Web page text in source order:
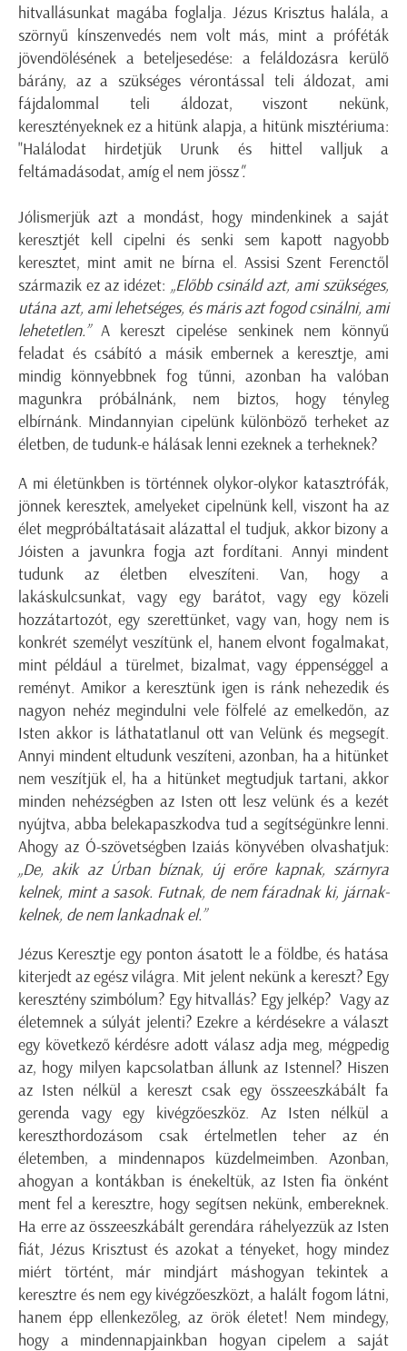
hitvallásunkat magába foglalja. Jézus Krisztus halála, a
szörnyű kínszenvedés nem volt más, mint a próféták
jövendölésének a beteljesedése: a feláldozásra kerülő
bárány, az a szükséges vérontással teli áldozat, ami
fájdalommal teli áldozat, viszont nekünk,
keresztényeknek ez a hitünk alapja, a hitünk misztériuma:
"Halálodat hirdetjük Urunk és hittel valljuk a
feltámadásodat, amíg el nem jössz".
Jólismerjük azt a mondást, hogy mindenkinek a saját
keresztjét kell cipelni és senki sem kapott nagyobb
keresztet, mint amit ne bírna el. Assisi Szent Ferenctől
származik ez az idézet: „Előbb csináld azt, ami szükséges,
utána azt, ami lehetséges, és máris azt fogod csinálni, ami
lehetetlen.” A kereszt cipelése senkinek nem könnyű
feladat és csábító a másik embernek a keresztje, ami
mindig könnyebbnek fog tűnni, azonban ha valóban
magunkra próbálnánk, nem biztos, hogy tényleg
elbírnánk. Mindannyian cipelünk különböző terheket az
életben, de tudunk-e hálásak lenni ezeknek a terheknek?
A mi életünkben is történnek olykor-olykor katasztrófák,
jönnek keresztek, amelyeket cipelnünk kell, viszont ha az
élet megpróbáltatásait alázattal el tudjuk, akkor bizony a
Jóisten a javunkra fogja azt fordítani. Annyi mindent
tudunk az életben elveszíteni. Van, hogy a
lakáskulcsunkat, vagy egy barátot, vagy egy közeli
hozzátartozót, egy szerettünket, vagy van, hogy nem is
konkrét személyt veszítünk el, hanem elvont fogalmakat,
mint például a türelmet, bizalmat, vagy éppenséggel a
reményt. Amikor a keresztünk igen is ránk nehezedik és
nagyon nehéz megindulni vele fölfelé az emelkedőn, az
Isten akkor is láthatatlanul ott van Velünk és megsegít.
Annyi mindent eltudunk veszíteni, azonban, ha a hitünket
nem veszítjük el, ha a hitünket megtudjuk tartani, akkor
minden nehézségben az Isten ott lesz velünk és a kezét
nyújtva, abba belekapaszkodva tud a segítségünkre lenni.
Ahogy az Ó-szövetségben Izaiás könyvében olvashatjuk:
„De, akik az Úrban bíznak, új erőre kapnak, szárnyra
kelnek, mint a sasok. Futnak, de nem fáradnak ki, járnak-
kelnek, de nem lankadnak el.”
Jézus Keresztje egy ponton ásatott le a földbe, és hatása
kiterjedt az egész világra. Mit jelent nekünk a kereszt? Egy
keresztény szimbólum? Egy hitvallás? Egy jelkép? Vagy az
életemnek a súlyát jelenti? Ezekre a kérdésekre a választ
egy következő kérdésre adott válasz adja meg, mégpedig
az, hogy milyen kapcsolatban állunk az Istennel? Hiszen
az Isten nélkül a kereszt csak egy összeeszkábált fa
gerenda vagy egy kivégzőeszköz. Az Isten nélkül a
kereszthordozásom csak értelmetlen teher az én
életemben, a mindennapos küzdelmeimben. Azonban,
ahogyan a kontákban is énekeltük, az Isten fia önként
ment fel a keresztre, hogy segítsen nekünk, embereknek.
Ha erre az összeeszkábált gerendára ráhelyezzük az Isten
fiát, Jézus Krisztust és azokat a tényeket, hogy mindez
miért történt, már mindjárt máshogyan tekintek a
keresztre és nem egy kivégzőeszközt, a halált fogom látni,
hanem épp ellenkezőleg, az örök életet! Nem mindegy,
hogy a mindennapjainkban hogyan cipelem a saját